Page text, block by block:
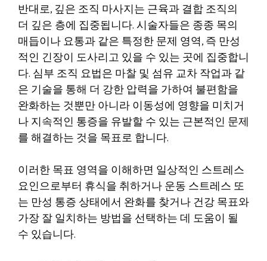
반대로, 깊은 조직 마사지는 근육과 결합 조직의
더 깊은 층에 집중됩니다. 시술자들은 종종 목의
매듭이나 요통과 같은 특정한 문제 영역, 즉 만성
적인 긴장이 도사리고 있을 수 있는 곳에 집중합니
다. 심부 조직 요법은 마찰 및 섬유 교차 작업과 같
은 기술을 통해 더 강한 압력을 가하여 불편함을
완화하는 것뿐만 아니라 이동성에 영향을 미치거
나 지속적인 통증을 유발할 수 있는 근본적인 문제
를 해결하는 것을 목표로 합니다.
이러한 목표 영역을 이해하면 일상적인 스트레스
요인으로부터 휴식을 취하거나 운동 스트레스 또
는 만성 통증 상태에서 완화를 찾거나 건강 목표와
가장 잘 일치하는 방법을 선택하는 데 도움이 될
수 있습니다.